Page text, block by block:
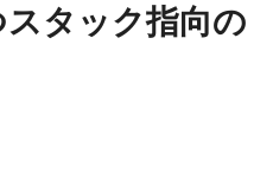
タック指向の